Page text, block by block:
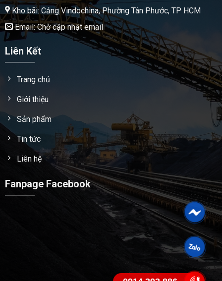
Kho bãi: Cảng Vindochina, Phường Tân Phước, TP HCM
Email: Chờ cập nhật email
Liên Kết
Trang chủ
Giới thiệu
Sản phẩm
Tin tức
Liên hệ
Fanpage Facebook